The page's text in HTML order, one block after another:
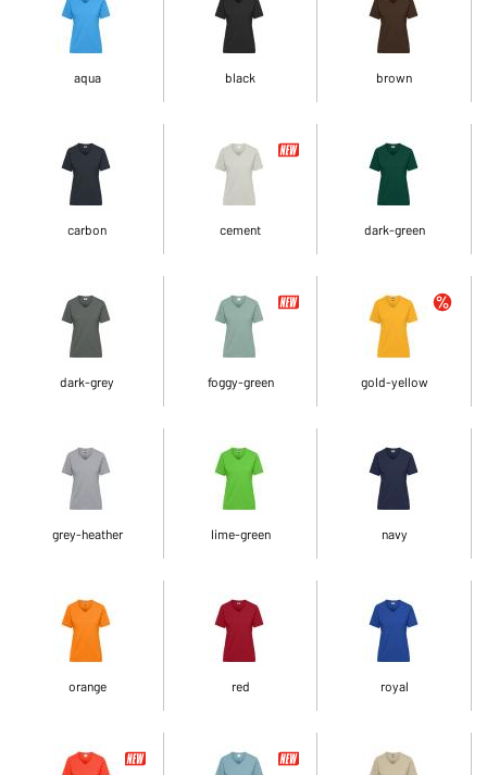
aqua black brown
carbon cement dark-green
dark-grey foggy-green gold-yellow
grey-heather lime-green navy
orange red royal